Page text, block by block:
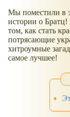
Мы поместили в
истории о
том, как стать
потрясающие
хитроумные
самое лучшее!